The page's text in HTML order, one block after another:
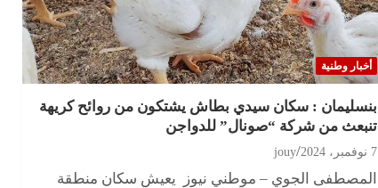
أخبار وطنية
بنسليمان : سكان سيدي بطاش يشتكون من روائح كريهة
تنبعث من شركة “صونال” للدواجن
7 نوفمبر، 2024 jouy
المصطفى الجوي – موطني نيوز يعيش سكان منطقة